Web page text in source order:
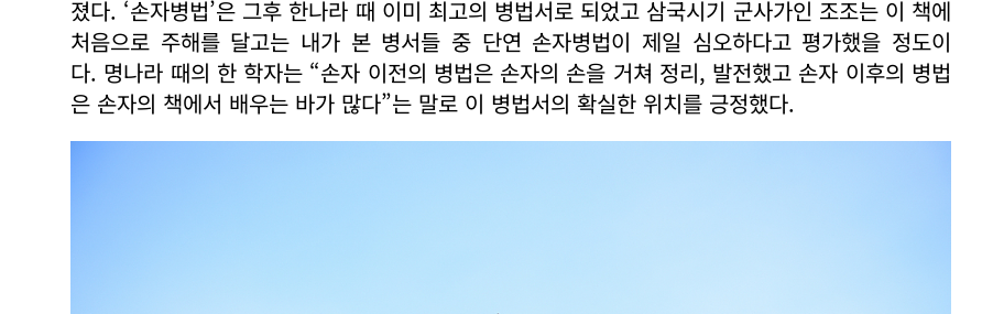
졌다. ‘손자병법’은 그후 한나라 때 이미 최고의 병법서로 되었고 삼국시기 군사가인 조조는 이 책에
처음으로 주해를 달고는 내가 본 병서들 중 단연 손자병법이 제일 심오하다고 평가했을 정도이
다. 명나라 때의 한 학자는 “손자 이전의 병법은 손자의 손을 거쳐 정리, 발전했고 손자 이후의 병법
은 손자의 책에서 배우는 바가 많다”는 말로 이 병법서의 확실한 위치를 긍정했다.